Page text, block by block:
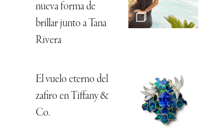
nueva forma de
brillar junto a Tana
Rivera
El vuelo eterno del
zafiro en Tiffany &
Co.